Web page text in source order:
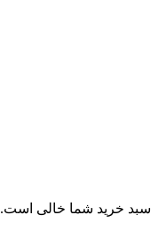
سبد خرید شما خالی است.